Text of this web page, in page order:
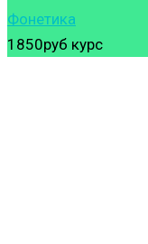
Фонетика
1850руб курс